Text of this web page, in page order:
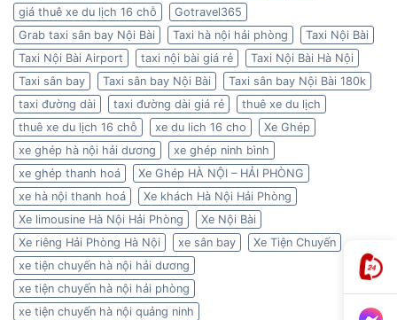
giá thuê xe du lịch 16 chỗ
Gotravel365
Grab taxi sân bay Nội Bài
Taxi hà nội hải phòng
Taxi Nội Bài
Taxi Nội Bài Airport
taxi nội bài giá rẻ
Taxi Nội Bài Hà Nội
Taxi sân bay
Taxi sân bay Nội Bài
Taxi sân bay Nội Bài 180k
taxi đường dài
taxi đường dài giá rẻ
thuê xe du lịch
thuê xe du lịch 16 chỗ
xe du lich 16 cho
Xe Ghép
xe ghép hà nội hải dương
xe ghép ninh bình
xe ghép thanh hoá
Xe Ghép HÀ NỘI – HẢI PHÒNG
xe hà nội thanh hoá
Xe khách Hà Nội Hải Phòng
Xe limousine Hà Nội Hải Phòng
Xe Nội Bài
Xe riêng Hải Phòng Hà Nội
xe sân bay
Xe Tiện Chuyến
xe tiện chuyến hà nội hải dương
xe tiện chuyến hà nội hải phòng
xe tiện chuyến hà nội quảng ninh